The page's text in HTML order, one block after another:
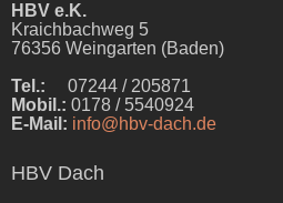
HBV e.K.
Kraichbachweg 5
76356 Weingarten (Baden)
Tel.: 07244 / 205871
Mobil.: 0178 / 5540924
E-Mail: info@hbv-dach.de
HBV Dach